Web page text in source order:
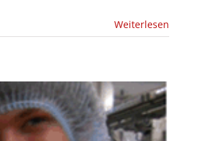
Weiterlesen